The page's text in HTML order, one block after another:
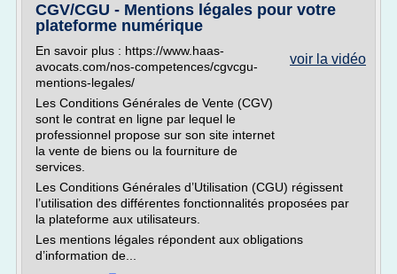
CGV/CGU - Mentions légales pour votre
plateforme numérique
voir la vidéo
En savoir plus : https://www.haas-
avocats.com/nos-competences/cgvcgu-
mentions-legales/
Les Conditions Générales de Vente (CGV)
sont le contrat en ligne par lequel le
professionnel propose sur son site internet
la vente de biens ou la fourniture de
services.
Les Conditions Générales d’Utilisation (CGU) régissent
l’utilisation des différentes fonctionnalités proposées par
la plateforme aux utilisateurs.
Les mentions légales répondent aux obligations
d’information de...